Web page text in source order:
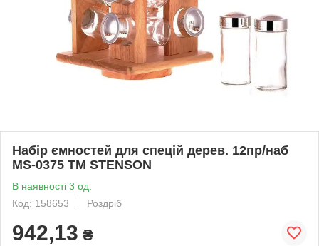
Набір ємностей для спецій дерев. 12пр/наб
MS-0375 ТМ STENSON
В наявності 3 од.
Код: 158653
Роздріб
942,13 ₴